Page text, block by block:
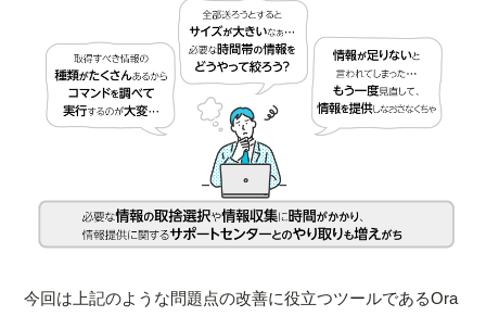
今回は上記のような問題点の改善に役立つツールであるOra